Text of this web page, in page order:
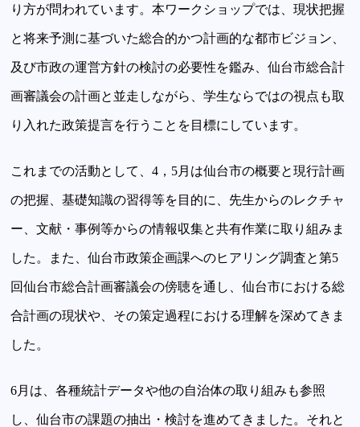
り方が問われています。本ワークショップでは、現状把握
と将来予測に基づいた総合的かつ計画的な都市ビジョン、
及び市政の運営方針の検討の必要性を鑑み、仙台市総合計
画審議会の計画と並走しながら、学生ならではの視点も取
り入れた政策提言を行うことを目標にしています。
これまでの活動として、4，5月は仙台市の概要と現行計画
の把握、基礎知識の習得等を目的に、先生からのレクチャ
ー、文献・事例等からの情報収集と共有作業に取り組みま
した。また、仙台市政策企画課へのヒアリング調査と第5
回仙台市総合計画審議会の傍聴を通し、仙台市における総
合計画の現状や、その策定過程における理解を深めてきま
した。
6月は、各種統計データや他の自治体の取り組みも参照
し、仙台市の課題の抽出・検討を進めてきました。それと